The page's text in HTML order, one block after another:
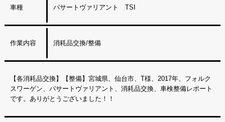
車種 パサートヴァリアント TSI
作業内容 消耗品交換/整備
【各消耗品交換】【整備】宮城県、仙台市、T様、2017年、フォルク
スワーゲン、パサートヴァリアント、消耗品交換、車検整備レポート
です。ありがとうございました！！